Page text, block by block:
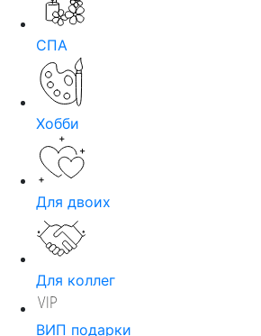
СПА
Хобби
Для двоих
Для коллег
ВИП подарки